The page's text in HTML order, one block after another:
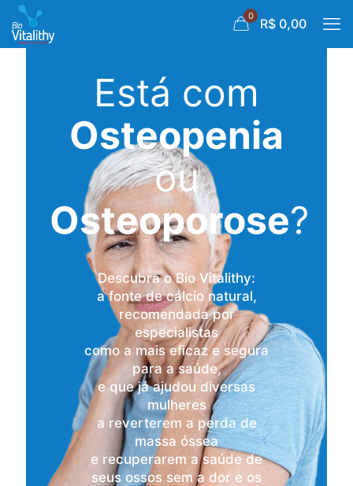
0 R$ 0,00
Está com
Osteopenia
ou
Osteoporose?
Descubra o Bio Vitalithy:
a fonte de cálcio natural,
recomendada por
especialistas
como a mais eficaz e segura
para a saúde,
e que já ajudou diversas
mulheres
a reverterem a perda de
massa óssea
e recuperarem a saúde de
seus ossos sem a dor e os